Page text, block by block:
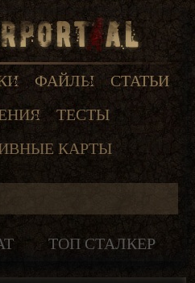
ФАЙЛЫ
СТАТЬИ
ТЕСТЫ
КАРТЫ
ТОП СТАЛКЕР